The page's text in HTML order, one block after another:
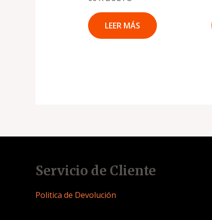
LEER MÁS
Servicio de Cliente
Politica de Devolución